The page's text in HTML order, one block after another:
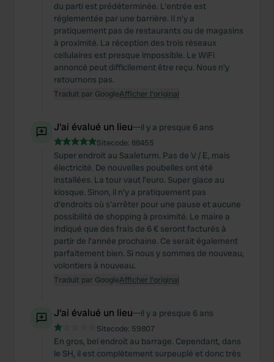
du parti est prédéterminée. L'entrée est
réglementée par une barrière. Il n'y a
pratiquement pas de restaurants ou de magasins
à proximité. La réception des trois réseaux
cellulaires est presque impossible. Le WiFi
annoncé peut difficilement être reçu. Nous n'y
retournons pas.
Traduit par GoogleAfficher l'original
J'ai évalué un lieu—il y a presque 6 ans
Sitecode: 88455
Super endroit au Saaleturm. Pas de V / E, mais
électricité. De nouvelles poubelles ont été
installées. La tour vaut l'euro. Super glace au
kiosque. Sinon, il n'y a pratiquement pas
d'endroits où s'arrêter pour une pause et aucune
possibilité de shopping à proximité. Le maire a
indiqué que des frais de 6 € seront facturés à
partir de l'année prochaine. Ce serait également
parfaitement bien. Si nous y sommes de nouveau,
volontiers à nouveau.
Traduit par GoogleAfficher l'original
J'ai évalué un lieu—il y a presque 6 ans
Sitecode: 59807
En gros, bel endroit au barrage. Cependant, dans
le SH, il est complètement surpeuplé et donc très